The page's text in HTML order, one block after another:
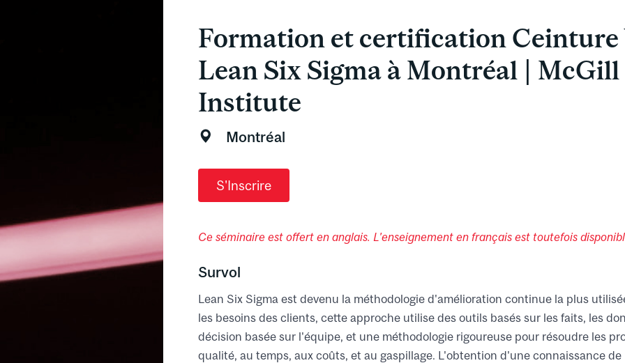
Formation et certification Ceinture
Lean Six Sigma à Montréal |
Institute
Montréal
S'Inscrire
Ce séminaire est offert en anglais. L'enseignement en français est toutefois
Survol
Lean Six Sigma est devenu la méthodologie d'amélioration continue la plus
les besoins des clients, cette approche utilise des outils basés sur les faits, les
décision basée sur l'équipe, et une méthodologie rigoureuse pour résoudre les
qualité, au temps, aux coûts, et au gaspillage. L'obtention d'une connaissance